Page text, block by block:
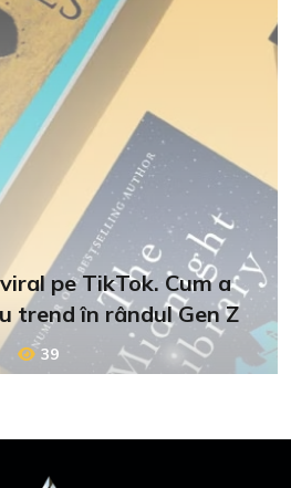
pe TikTok. Cum a
trend în rândul Gen Z
39